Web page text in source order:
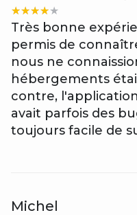
Très bonne
permis de
nous ne
hébergements
contre,
avait parfois des
toujours facile de
Michel